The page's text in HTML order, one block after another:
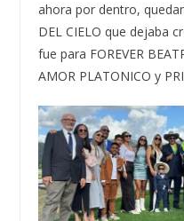
ahora por dentro,
DEL CIELO que dejaba
fue para FOREVER
AMOR PLATONICO y